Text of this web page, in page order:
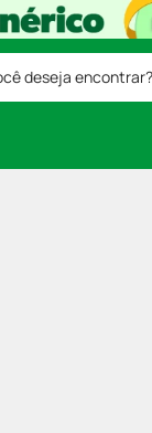
deseja encontrar?